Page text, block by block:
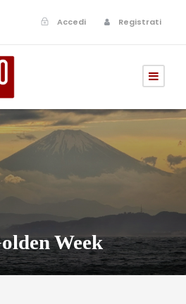
Accedi Registrati
Week